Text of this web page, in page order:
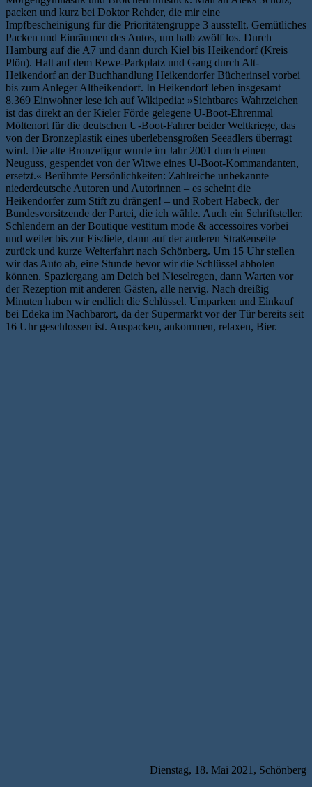
packen und kurz bei Doktor Rehder, die mir eine
Impfbescheinigung für die Prioritätengruppe 3 ausstellt. Gemütliches
Packen und Einräumen des Autos, um halb zwölf los. Durch
Hamburg auf die A7 und dann durch Kiel bis Heikendorf (Kreis
Plön). Halt auf dem Rewe-Parkplatz und Gang durch Alt-
Heikendorf an der Buchhandlung Heikendorfer Bücherinsel vorbei
bis zum Anleger Altheikendorf. In Heikendorf leben insgesamt
8.369 Einwohner lese ich auf Wikipedia: »Sichtbares Wahrzeichen
ist das direkt an der Kieler Förde gelegene U-Boot-Ehrenmal
Möltenort für die deutschen U-Boot-Fahrer beider Weltkriege, das
von der Bronzeplastik eines überlebensgroßen Seeadlers überragt
wird. Die alte Bronzefigur wurde im Jahr 2001 durch einen
Neuguss, gespendet von der Witwe eines U-Boot-Kommandanten,
ersetzt.« Berühmte Persönlichkeiten: Zahlreiche unbekannte
niederdeutsche Autoren und Autorinnen – es scheint die
Heikendorfer zum Stift zu drängen! – und Robert Habeck, der
Bundesvorsitzende der Partei, die ich wähle. Auch ein Schriftsteller.
Schlendern an der Boutique vestitum mode & accessoires vorbei
und weiter bis zur Eisdiele, dann auf der anderen Straßenseite
zurück und kurze Weiterfahrt nach Schönberg. Um 15 Uhr stellen
wir das Auto ab, eine Stunde bevor wir die Schlüssel abholen
können. Spaziergang am Deich bei Nieselregen, dann Warten vor
der Rezeption mit anderen Gästen, alle nervig. Nach dreißig
Minuten haben wir endlich die Schlüssel. Umparken und Einkauf
bei Edeka im Nachbarort, da der Supermarkt vor der Tür bereits seit
16 Uhr geschlossen ist. Auspacken, ankommen, relaxen, Bier.
Dienstag, 18. Mai 2021, Schönberg